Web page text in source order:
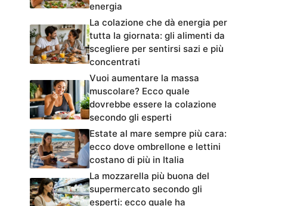
energia
La colazione che dà energia per
tutta la giornata: gli alimenti da
scegliere per sentirsi sazi e più
concentrati
Vuoi aumentare la massa
muscolare? Ecco quale
dovrebbe essere la colazione
secondo gli esperti
Estate al mare sempre più cara:
ecco dove ombrellone e lettini
costano di più in Italia
La mozzarella più buona del
supermercato secondo gli
esperti: ecco quale ha